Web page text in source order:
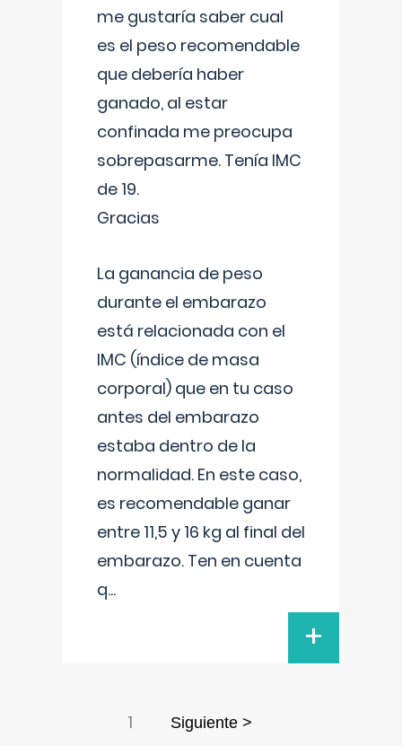
me gustaría saber cual
es el peso recomendable
que debería haber
ganado, al estar
confinada me preocupa
sobrepasarme. Tenía IMC
de 19.
Gracias
La ganancia de peso
durante el embarazo
está relacionada con el
IMC (índice de masa
corporal) que en tu caso
antes del embarazo
estaba dentro de la
normalidad. En este caso,
es recomendable ganar
entre 11,5 y 16 kg al final del
embarazo. Ten en cuenta
q...
+
1 Siguiente >